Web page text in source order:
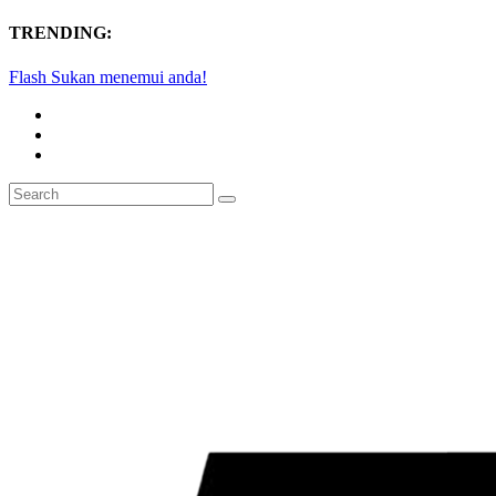
TRENDING:
Flash Sukan menemui anda!